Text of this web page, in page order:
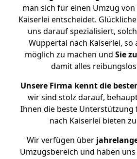
man sich für einen Umzug
Kaiserlei entscheidet.
uns darauf spezialisiert,
Wuppertal nach Kaiserlei, so
möglich zu machen und Sie
damit alles
Unsere Firma kennt die
wir sind stolz darauf,
Ihnen die beste Unterstützung
nach Kaiserlei bieten
Wir verfügen über
Umzugsbereich und haben